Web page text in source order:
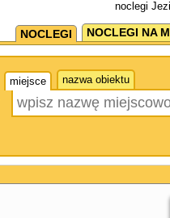
noclegi
NOCLEGI NOCLEGI NA
miejsce nazwa obiektu